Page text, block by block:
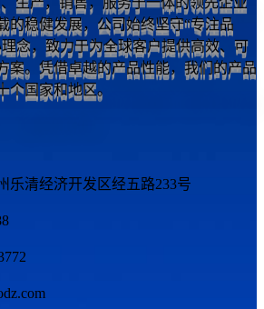
生产，销售，服务于一体的领先企业
的稳健发展，公司始终坚守“专注品
念，致力于为全球客户提供高效、可
案。凭借卓越的产品性能，我们的产品
个国家和地区。
乐清经济开发区经五路233号